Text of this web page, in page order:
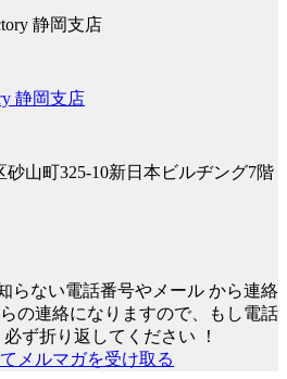
静岡支店
山町325-10新日本ビルヂング7階
らない電話番号やメール から連絡
の連絡になりますので、もし電話
必ず折り返してください ！